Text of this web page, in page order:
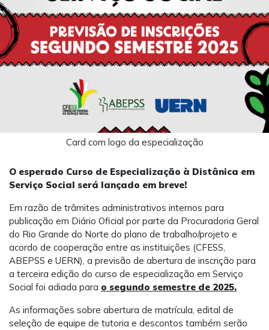
Card com logo da especialização
O esperado Curso de Especialização à Distânica em
Serviço Social será lançado em breve!
Em razão de trâmites administrativos internos para
publicação em Diário Oficial por parte da Procuradoria Geral
do Rio Grande do Norte do plano de trabalho/projeto e
acordo de cooperação entre as instituições (CFESS,
ABEPSS e UERN), a previsão de abertura de inscrição para
a terceira edição do curso de especialização em Serviço
Social foi adiada para o segundo semestre de 2025.
As informações sobre abertura de matrícula, edital de
seleção de equipe de tutoria e descontos também serão